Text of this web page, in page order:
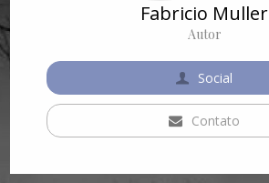
Fabricio Muller
Autor
Social
Contato